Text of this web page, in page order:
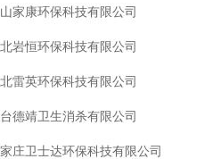
家康环保科技有限公司
岩恒环保科技有限公司
雷英环保科技有限公司
德靖卫生消杀有限公司
庄卫士达环保科技有限公司